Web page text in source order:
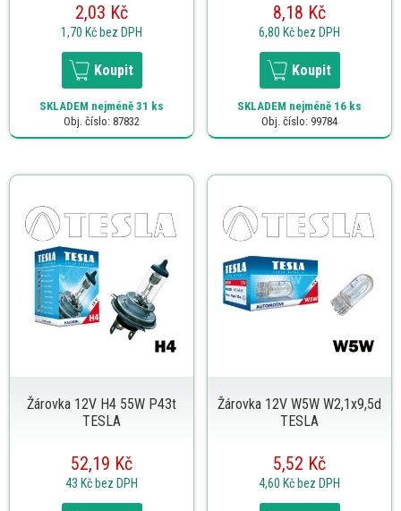
2,03 Kč
1,70 Kč bez DPH
Koupit
SKLADEM nejméně 31 ks
Obj. číslo: 87832
8,18 Kč
6,80 Kč bez DPH
Koupit
SKLADEM nejméně 16 ks
Obj. číslo: 99784
Žárovka 12V H4 55W P43t
TESLA
52,19 Kč
43 Kč bez DPH
Žárovka 12V W5W W2,1x9,5d
TESLA
5,52 Kč
4,60 Kč bez DPH